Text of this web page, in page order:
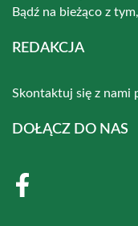
Bądź na bieżąco z
REDAKCJA
Skontaktuj się z nami
DOŁĄCZ DO NAS